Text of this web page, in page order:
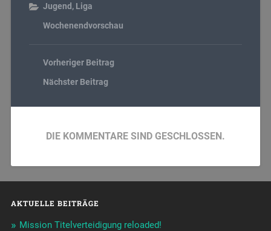
Jugend, Liga
Wochenendvorschau
Vorheriger Beitrag
Nächster Beitrag
DIE KOMMENTARE SIND GESCHLOSSEN.
AKTUELLE BEITRÄGE
Mission Titelverteidigung reloaded!